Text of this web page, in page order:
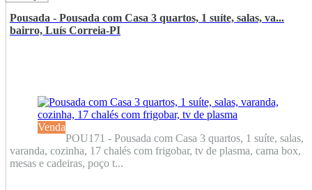
Pousada - Pousada com Casa 3 quartos, 1 suíte, salas, va...
bairro, Luís Correia-PI
Venda
POU171 - Pousada com Casa 3 quartos, 1 suíte, salas,
varanda, cozinha, 17 chalés com frigobar, tv de plasma, cama box,
mesas e cadeiras, poço t...